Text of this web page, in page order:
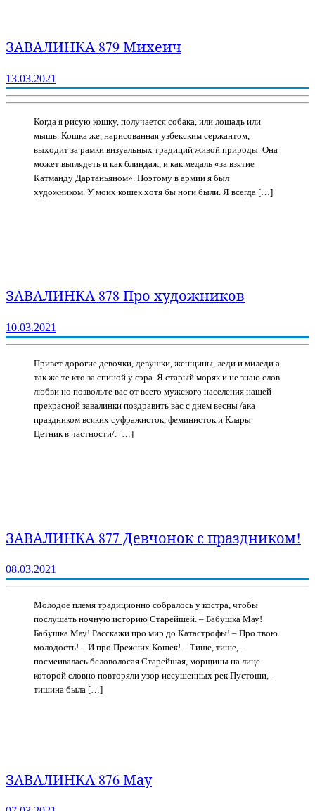
ЗАВАЛИНКА 879 Михеич
13.03.2021
Когда я рисую кошку, получается собака, или лошадь или
мышь. Кошка же, нарисованная узбекским сержантом,
выходит за рамки визуальных традиций живой природы. Она
может выглядеть и как блиндаж, и как медаль «за взятие
Катманду Дартаньяном». Поэтому в армии я был
художником. У моих кошек хотя бы ноги были. Я всегда […]
ЗАВАЛИНКА 878 Про художников
10.03.2021
Привет дорогие девочки, девушки, женщины, леди и миледи а
так же те кто за спиной у сэра. Я старый моряк и не знаю слов
любви но позвольте вас от всего мужского населения нашей
прекрасной завалинки поздравить вас с днем весны /ака
праздником всяких суфражисток, феминисток и Клары
Цетник в частности/. […]
ЗАВАЛИНКА 877 Девчонок с праздником!
08.03.2021
Молодое племя традиционно собралось у костра, чтобы
послушать ночную историю Старейшей. – Бабушка Мау!
Бабушка Мау! Расскажи про мир до Катастрофы! – Про твою
молодость! – И про Прежних Кошек! – Тише, тише, –
посмеивалась беловолосая Старейшая, морщины на лице
которой словно повторяли узор иссушенных рек Пустоши, –
тишина была […]
ЗАВАЛИНКА 876 Мау